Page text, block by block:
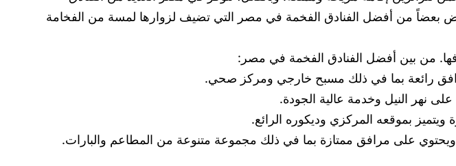
بعضاً من أفضل الفنادق الفخمة في مصر التي تضيف لزوارها لمسة من الفخامة
من بين أفضل الفنادق الفخمة في مصر: